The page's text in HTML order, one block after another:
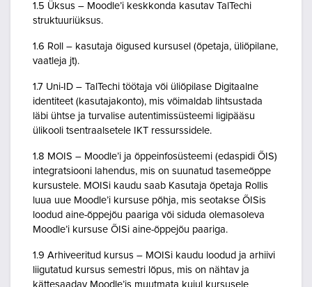
1.5 Üksus – Moodle’i keskkonda kasutav TalTechi
struktuuriüksus.
1.6 Roll – kasutaja õigused kursusel (õpetaja, üliõpilane,
vaatleja jt).
1.7 Uni-ID – TalTechi töötaja või üliõpilase Digitaalne
identiteet (kasutajakonto), mis võimaldab lihtsustada
läbi ühtse ja turvalise autentimissüsteemi ligipääsu
ülikooli tsentraalsetele IKT ressurssidele.
1.8 MOIS – Moodle’i ja õppeinfosüsteemi (edaspidi ÕIS)
integratsiooni lahendus, mis on suunatud tasemeõppe
kursustele. MOISi kaudu saab Kasutaja õpetaja Rollis
luua uue Moodle’i kursuse põhja, mis seotakse ÕISis
loodud aine-õppejõu paariga või siduda olemasoleva
Moodle’i kursuse ÕISi aine-õppejõu paariga.
1.9 Arhiveeritud kursus – MOISi kaudu loodud ja arhiivi
liigutatud kursus semestri lõpus, mis on nähtav ja
kättesaadav Moodle’is muutmata kujul kursusele